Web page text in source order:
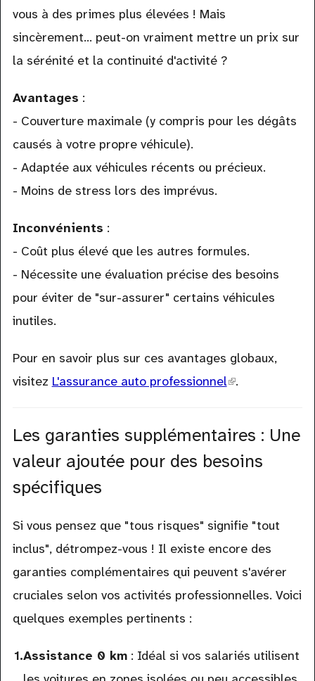
vous à des primes plus élevées ! Mais
sincèrement... peut-on vraiment mettre un prix sur
la sérénité et la continuité d'activité ?
Avantages :
- Couverture maximale (y compris pour les dégâts
causés à votre propre véhicule).
- Adaptée aux véhicules récents ou précieux.
- Moins de stress lors des imprévus.
Inconvénients :
- Coût plus élevé que les autres formules.
- Nécessite une évaluation précise des besoins
pour éviter de "sur-assurer" certains véhicules
inutiles.
Pour en savoir plus sur ces avantages globaux,
visitez L'assurance auto professionnel(link
external)
.
Les garanties supplémentaires : Une
valeur ajoutée pour des besoins
spécifiques
Si vous pensez que "tous risques" signifie "tout
inclus", détrompez-vous ! Il existe encore des
garanties complémentaires qui peuvent s'avérer
cruciales selon vos activités professionnelles. Voici
quelques exemples pertinents :
Assistance 0 km: Idéal si vos salariés utilisent